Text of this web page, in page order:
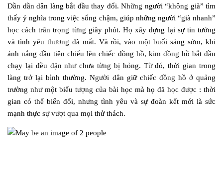
Dần dần dân làng bắt đầu thay đổi. Những người “không già” tìm
thấy ý nghĩa trong việc sống chậm, giúp những người “già nhanh”
học cách trân trọng từng giây phút. Họ xây dựng lại sự tin tưởng
và tình yêu thương đã mất. Và rồi, vào một buổi sáng sớm, khi
ánh nắng đầu tiên chiếu lên chiếc đồng hồ, kim đồng hồ bắt đầu
chạy lại đều đặn như chưa từng bị hỏng. Từ đó, thời gian trong
làng trở lại bình thường. Người dân giữ chiếc đồng hồ ở quảng
trường như một biểu tượng của bài học mà họ đã học được : thời
gian có thể biến đổi, nhưng tình yêu và sự đoàn kết mới là sức
mạnh thực sự vượt qua mọi thử thách.